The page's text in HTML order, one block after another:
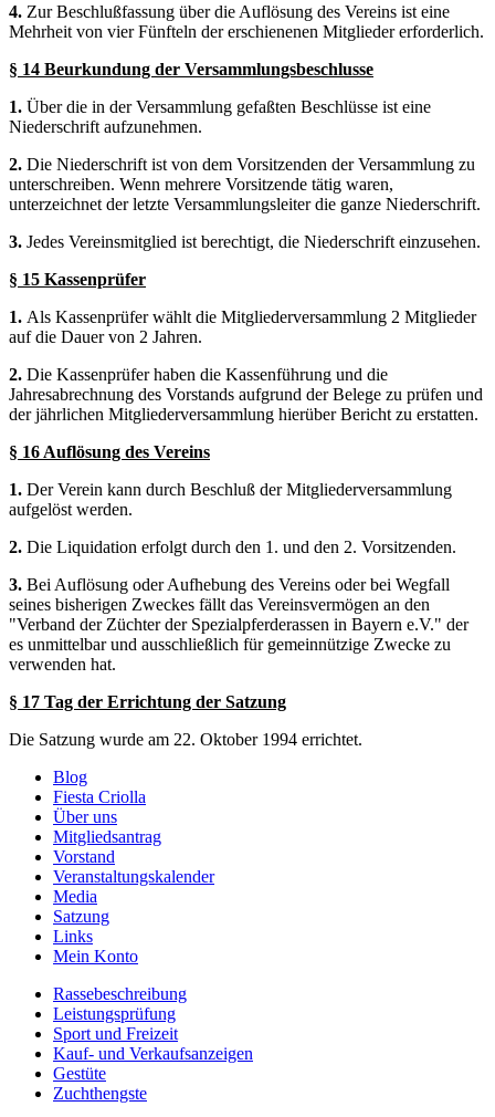
4. Zur Beschlußfassung über die Auflösung des Vereins ist eine
Mehrheit von vier Fünfteln der erschienenen Mitglieder erforderlich.
§ 14 Beurkundung der Versammlungsbeschlusse
1. Über die in der Versammlung gefaßten Beschlüsse ist eine
Niederschrift aufzunehmen.
2. Die Niederschrift ist von dem Vorsitzenden der Versammlung zu
unterschreiben. Wenn mehrere Vorsitzende tätig waren,
unterzeichnet der letzte Versammlungsleiter die ganze Niederschrift.
3. Jedes Vereinsmitglied ist berechtigt, die Niederschrift einzusehen.
§ 15 Kassenprüfer
1. Als Kassenprüfer wählt die Mitgliederversammlung 2 Mitglieder
auf die Dauer von 2 Jahren.
2. Die Kassenprüfer haben die Kassenführung und die
Jahresabrechnung des Vorstands aufgrund der Belege zu prüfen und
der jährlichen Mitgliederversammlung hierüber Bericht zu erstatten.
§ 16 Auflösung des Vereins
1. Der Verein kann durch Beschluß der Mitgliederversammlung
aufgelöst werden.
2. Die Liquidation erfolgt durch den 1. und den 2. Vorsitzenden.
3. Bei Auflösung oder Aufhebung des Vereins oder bei Wegfall
seines bisherigen Zweckes fällt das Vereinsvermögen an den
"Verband der Züchter der Spezialpferderassen in Bayern e.V." der
es unmittelbar und ausschließlich für gemeinnützige Zwecke zu
verwenden hat.
§ 17 Tag der Errichtung der Satzung
Die Satzung wurde am 22. Oktober 1994 errichtet.
Blog
Fiesta Criolla
Über uns
Mitgliedsantrag
Vorstand
Veranstaltungskalender
Media
Satzung
Links
Mein Konto
Rassebeschreibung
Leistungsprüfung
Sport und Freizeit
Kauf- und Verkaufsanzeigen
Gestüte
Zuchthengste